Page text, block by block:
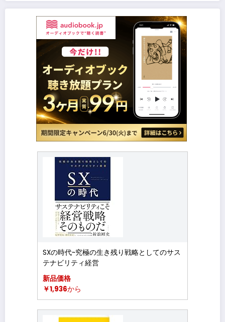
SXの時代~究極の生き残り戦略としてのサス
テナビリティ経営
新品価格
￥1,936から